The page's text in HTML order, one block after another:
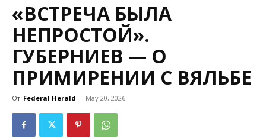
«ВСТРЕЧА БЫЛА
НЕПРОСТОЙ».
ГУБЕРНИЕВ — О
ПРИМИРЕНИИ С ВЯЛЬБЕ
От Federal Herald - May 20, 2026